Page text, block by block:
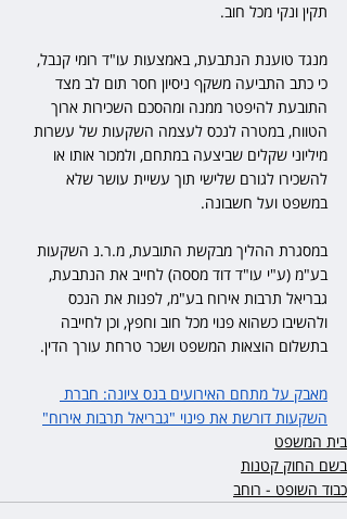
תקין ונקי מכל חוב.
מנגד טוענת הנתבעת, באמצעות עו"ד רומי קנבל,
כי כתב התביעה משקף ניסיון חסר תום לב מצד
התובעת להיפטר ממנה ומהסכם השכירות ארוך
הטווח, במטרה לנכס לעצמה השקעות של עשרות
מיליוני שקלים שביצעה במתחם, ולמכור אותו או
להשכירו לגורם שלישי תוך עשיית עושר שלא
במשפט ועל חשבונה.
במסגרת ההליך מבקשת התובעת, מ.ר.נ השקעות
בע"מ (ע"י עו"ד דוד מססה) לחייב את הנתבעת,
גבריאל תרבות אירוח בע"מ, לפנות את הנכס
ולהשיבו כשהוא פנוי מכל חוב וחפץ, וכן לחייבה
בתשלום הוצאות המשפט ושכר טרחת עורך הדין.
מאבק על מתחם האירועים בנס ציונה: חברת
השקעות דורשת את פינוי "גבריאל תרבות אירוח"
בית המשפט
בשם החוק קטנות
כבוד השופט - רוחב